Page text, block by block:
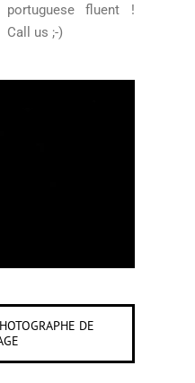
portuguese fluent !
Call us ;-)
DE